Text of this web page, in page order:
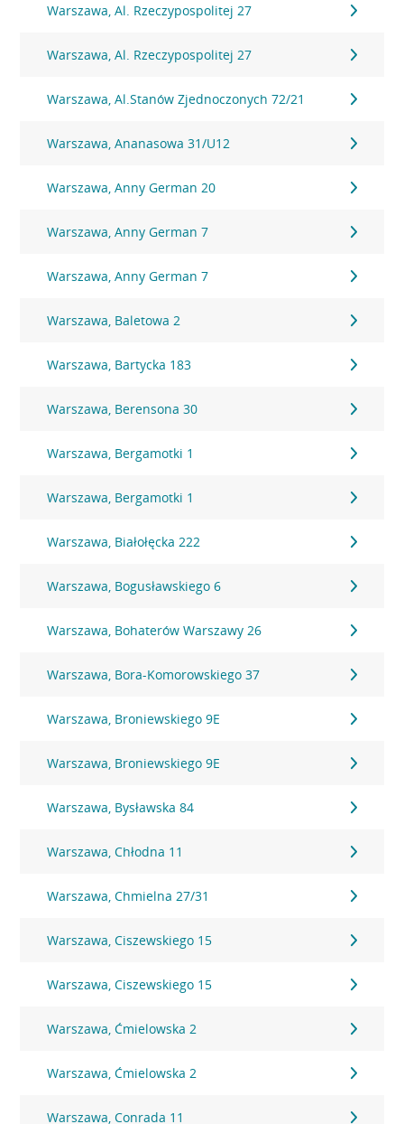
Warszawa, Al. Rzeczypospolitej 27
Warszawa, Al. Rzeczypospolitej 27
Warszawa, Al.Stanów Zjednoczonych 72/21
Warszawa, Ananasowa 31/U12
Warszawa, Anny German 20
Warszawa, Anny German 7
Warszawa, Anny German 7
Warszawa, Baletowa 2
Warszawa, Bartycka 183
Warszawa, Berensona 30
Warszawa, Bergamotki 1
Warszawa, Bergamotki 1
Warszawa, Białołęcka 222
Warszawa, Bogusławskiego 6
Warszawa, Bohaterów Warszawy 26
Warszawa, Bora-Komorowskiego 37
Warszawa, Broniewskiego 9E
Warszawa, Broniewskiego 9E
Warszawa, Bysławska 84
Warszawa, Chłodna 11
Warszawa, Chmielna 27/31
Warszawa, Ciszewskiego 15
Warszawa, Ciszewskiego 15
Warszawa, Ćmielowska 2
Warszawa, Ćmielowska 2
Warszawa, Conrada 11